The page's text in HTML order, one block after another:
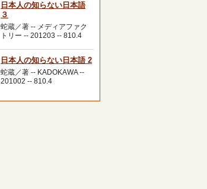
日本人の知らない日本語
３
蛇蔵／著 -- メディアファク
トリー -- 201203 -- 810.4
日本人の知らない日本語 2
蛇蔵／著 -- KADOKAWA --
201002 -- 810.4